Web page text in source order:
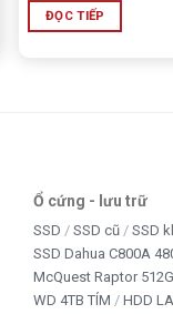
ĐỌC TIẾP
Ổ cứng - lưu trữ
SSD SSD cũ
SSD
SSD Dahua C800A
McQuest Raptor
WD 4TB TÍM
HDD